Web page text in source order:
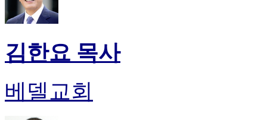
대
김한요 목사
베델교회